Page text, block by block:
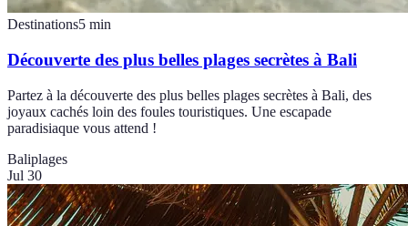
Destinations5 min
Découverte des plus belles plages secrètes à Bali
Partez à la découverte des plus belles plages secrètes à Bali, des
joyaux cachés loin des foules touristiques. Une escapade
paradisiaque vous attend !
Baliplages
Jul 30